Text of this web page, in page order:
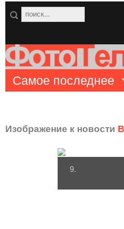
Самое последнее
Изображение к новости
9.